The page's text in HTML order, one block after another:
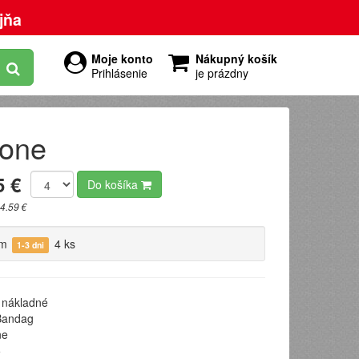
Moje konto
Prihlásenie
Nákupný košík
je prázdny
€
€
Do košíka
1-3 dni 4 ks